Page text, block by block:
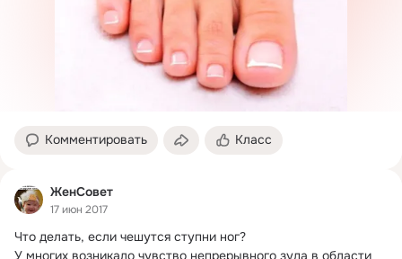
Комментировать Класс
ЖенСовет
17 июн 2017
Что делать, если чешутся ступни ног?
У многих возникало чувство непрерывного зуда в области